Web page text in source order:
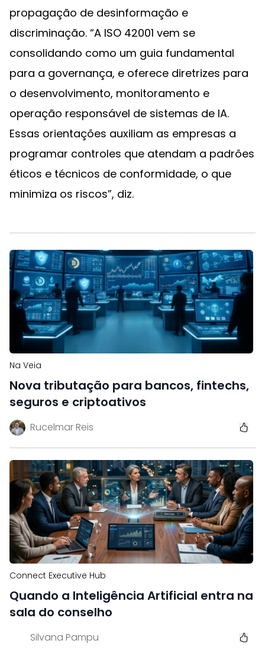
propagação de desinformação e
discriminação. “A ISO 42001 vem se
consolidando como um guia fundamental
para a governança, e oferece diretrizes para
o desenvolvimento, monitoramento e
operação responsável de sistemas de IA.
Essas orientações auxiliam as empresas a
programar controles que atendam a padrões
éticos e técnicos de conformidade, o que
minimiza os riscos”, diz.
Na Veia
Nova tributação para bancos, fintechs,
seguros e criptoativos
Rucelmar Reis
Connect Executive Hub
Quando a Inteligência Artificial entra na
sala do conselho
Silvana Pampu